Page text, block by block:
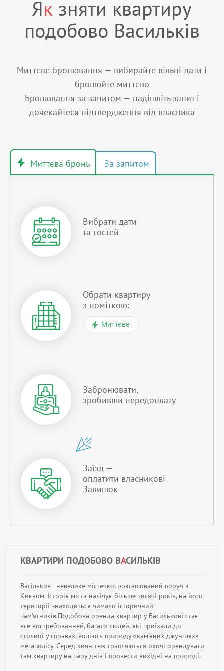
КВАРТИРИ ПОДОБОВО ВАСИЛЬКІВ
Васільков - невелике містечко, розташований поруч з
Києвом. Історія міста налічує більше тисячі років, на його
території знаходиться чимало історичний
пам'ятників.Подобова оренда квартир у Василькові стає
все востребованней, багато людей, які приїхали до
столиці у справах, воліють природу «кам'яних джунглях»
мегаполісу. Серед киян теж трапляються охочі орендувати
там квартиру на пару днів і провести вихідні на природі.
Як зняти квартиру
подобово Васильків
Миттєве бронювання — вибирайте вільні дати і
бронюйте миттєво
Бронювання за запитом — надішліть запит і
дочекайтеся підтвердження від власника
Вибрати дати
та гостей
Обрати квартиру
з поміткою:
Миттєве
Забронювати,
зробивши передоплату
Заїзд —
оплатити власникові
Залишок